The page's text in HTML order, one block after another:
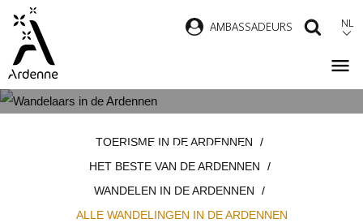
Overslaan
naar
inhoud
AMBASSADEURS NL
ARDENNEN
TOERISME IN DE ARDENNEN
HET BESTE VAN DE ARDENNEN
WANDELEN IN DE ARDENNEN
ALLE WANDELINGEN IN DE ARDENNEN